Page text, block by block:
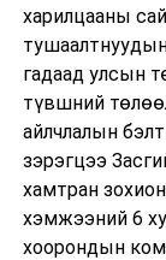
харилцааны
гадаад улсын
түвшний
айлчлалын
зэрэгцээ
хамтран
хэмжээний 6
хоорондын